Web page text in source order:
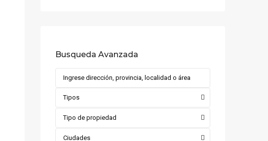
Busqueda Avanzada
Tipos
Tipo de propiedad
Ciudades